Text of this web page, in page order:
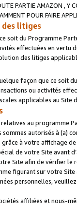
PARTIE AMAZON , Y
POUR FAIRE
litiges
soit du Programme
effectuées en vertu
des litiges
façon que ce soit
ou activités
applicables au Site
au programme
sommes autorisés à
à votre affichage
de votre Site avant
Site afin de vérifier
figurant sur votre
personnelles,
affiliées et nous-